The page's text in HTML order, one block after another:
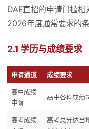
DAE直招的申请门槛
2026年度通常要求的条
2.1 学历与成绩要求
申请通道 成绩要求
高中成绩
申请
高中各科成绩
高考成绩
高考总分达当